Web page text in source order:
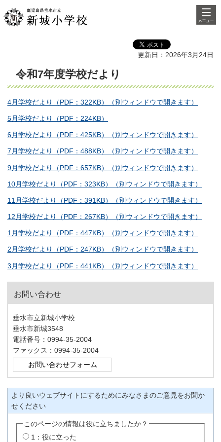
鹿児島県垂水市立新城小学
校
検索・
共通メ
ニュー
更新日：2026年3月24日
令和7年度学校だより
4月学校だより（PDF：322KB）（別ウィンドウで開きます）
5月学校だより（PDF：224KB）
6月学校だより（PDF：425KB）（別ウィンドウで開きます）
7月学校だより（PDF：488KB）（別ウィンドウで開きます）
9月学校だより（PDF：657KB）（別ウィンドウで開きます）
10月学校だより（PDF：323KB）（別ウィンドウで開きます）
11月学校だより（PDF：391KB）（別ウィンドウで開きます）
12月学校だより（PDF：267KB）（別ウィンドウで開きます）
1月学校だより（PDF：447KB）（別ウィンドウで開きます）
2月学校だより（PDF：247KB）（別ウィンドウで開きます）
3月学校だより（PDF：441KB）（別ウィンドウで開きます）
お問い合わせ
垂水市立新城小学校
垂水市新城3548
電話番号：0994-35-2004
ファックス：0994-35-2004
より良いウェブサイトにするためにみなさまのご意見をお聞か
せください
このページの情報は役に立ちましたか？
1：役に立った